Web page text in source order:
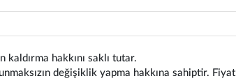
hakkını saklı tutar.
değişiklik yapma hakkına sahiptir. Fiyat